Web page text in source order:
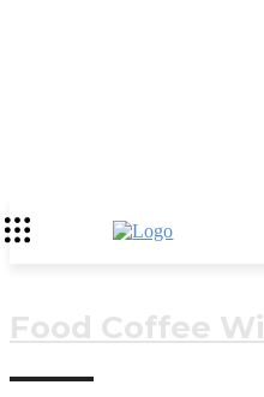
Food Coffee